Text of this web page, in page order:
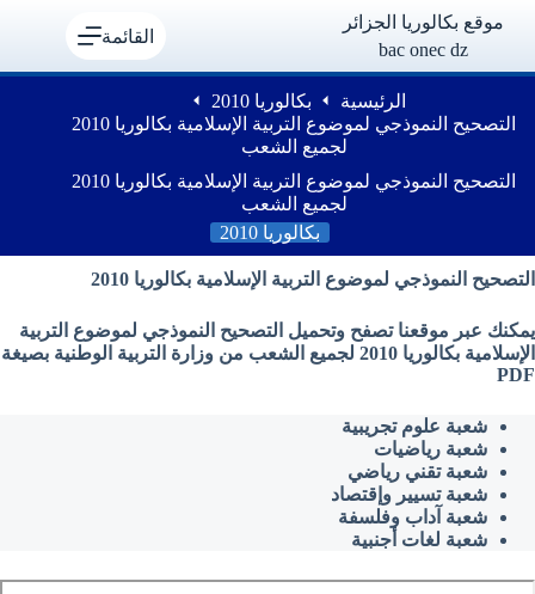
موقع بكالوريا الجزائر
bac onec dz
القائمة
الرئيسية
بكالوريا 2010
التصحيح النموذجي لموضوع التربية الإسلامية بكالوريا 2010
لجميع الشعب
التصحيح النموذجي لموضوع التربية الإسلامية بكالوريا 2010
لجميع الشعب
بكالوريا 2010
التصحيح النموذجي لموضوع التربية الإسلامية بكالوريا 2010
يمكنك عبر موقعنا تصفح وتحميل التصحيح النموذجي لموضوع التربية
الإسلامية
بكالوريا 2010 لجميع الشعب من وزارة التربية الوطنية بصيغة
PDF
شعبة علوم تجريبية
شعبة رياضيات
شعبة تقني رياضي
شعبة تسيير وإقتصاد
شعبة آداب وفلسفة
شعبة لغات أجنبية